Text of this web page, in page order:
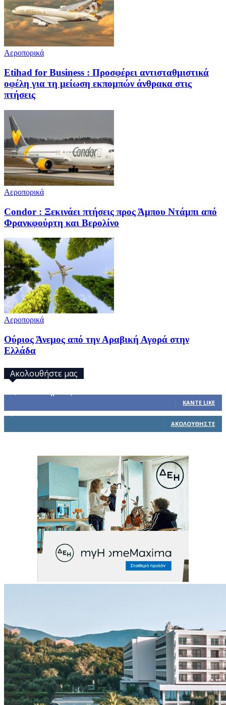
Αεροπορικά
Etihad for Business : Προσφέρει αντισταθμιστικά
οφέλη για τη μείωση εκπομπών άνθρακα στις
πτήσεις
Αεροπορικά
Condor : Ξεκινάει πτήσεις προς Άμπου Ντάμπι από
Φρανκφούρτη και Βερολίνο
Αεροπορικά
Ούριος Άνεμος από την Αραβική Αγορά στην
Ελλάδα
Ακολουθήστε μας
ΚΆΝΤΕ LIKE
ΑΚΟΛΟΥΘΉΣΤΕ